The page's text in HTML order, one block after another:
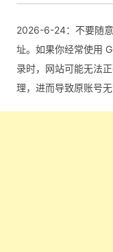
2026-6-24：不要随
址。如果你经常使用
录时，网站可能无法
理，进而导致原账号